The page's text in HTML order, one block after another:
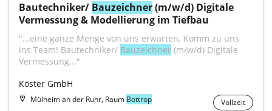
Bautechniker/ Bauzeichner (m/w/d) Digitale
Vermessung & Modellierung im Tiefbau
"...eine ganze Menge von uns erwarten. Komm zu uns
ins Team! Bautechniker/ Bauzeichner (m/w/d) Digitale
Vermessung..."
Köster GmbH
Mülheim an der Ruhr, Raum Bottrop Vollzeit